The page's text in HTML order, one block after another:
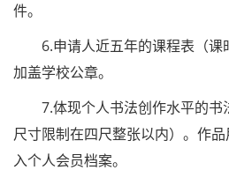
件。
6.申请人近五年的课程表（课
加盖学校公章。
7.体现个人书法创作水平的书
尺寸限制在四尺整张以内）。作
入个人会员档案。